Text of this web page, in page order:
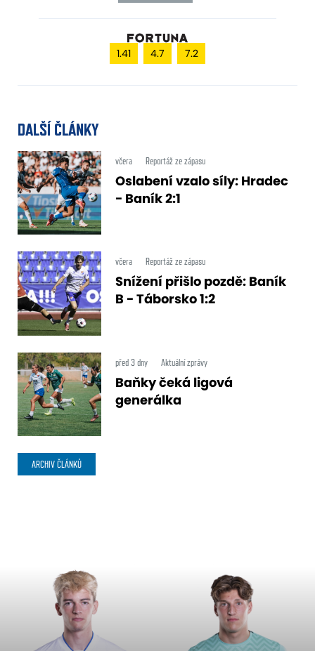
1.41 4.7 7.2
DALŠÍ ČLÁNKY
včera Reportáž ze zápasu
Oslabení vzalo síly: Hradec
- Baník 2:1
včera Reportáž ze zápasu
Snížení přišlo pozdě: Baník
B - Táborsko 1:2
před 3 dny Aktuální zprávy
Baňky čeká ligová
generálka
ARCHIV ČLÁNKŮ